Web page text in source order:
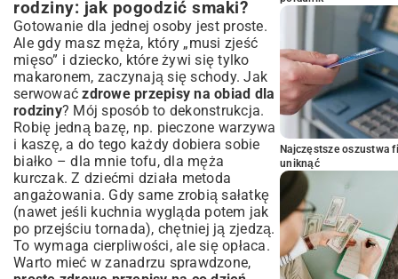
rodziny: jak pogodzić smaki?
Gotowanie dla jednej osoby jest proste.
Ale gdy masz męża, który „musi zjeść
mięso” i dziecko, które żywi się tylko
makaronem, zaczynają się schody. Jak
serwowaćzdrowe przepisy na obiad dla
rodziny? Mój sposób to dekonstrukcja.
Robię jedną bazę, np. pieczone warzywa
i kaszę, a do tego każdy dobiera sobie
białko – dla mnie tofu, dla męża
kurczak. Z dziećmi działa metoda
angażowania. Gdy same zrobią sałatkę
(nawet jeśli kuchnia wygląda potem jak
po przejściu tornada), chętniej ją zjedzą.
To wymaga cierpliwości, ale się opłaca.
Warto mieć w zanadrzu sprawdzone,
Najczęstsze oszustwa
uniknąć